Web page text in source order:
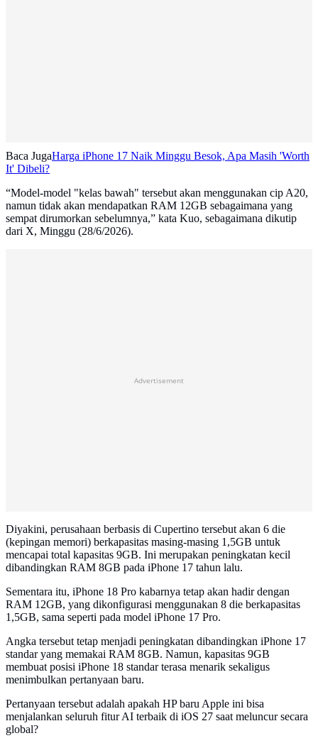
Baca JugaHarga iPhone 17 Naik Minggu Besok, Apa Masih 'Worth
It' Dibeli?
“Model-model "kelas bawah" tersebut akan menggunakan cip A20,
namun tidak akan mendapatkan RAM 12GB sebagaimana yang
sempat dirumorkan sebelumnya,” kata Kuo, sebagaimana dikutip
dari X, Minggu (28/6/2026).
Advertisement
Diyakini, perusahaan berbasis di Cupertino tersebut akan 6 die
(kepingan memori) berkapasitas masing-masing 1,5GB untuk
mencapai total kapasitas 9GB. Ini merupakan peningkatan kecil
dibandingkan RAM 8GB pada iPhone 17 tahun lalu.
Sementara itu, iPhone 18 Pro kabarnya tetap akan hadir dengan
RAM 12GB, yang dikonfigurasi menggunakan 8 die berkapasitas
1,5GB, sama seperti pada model iPhone 17 Pro.
Angka tersebut tetap menjadi peningkatan dibandingkan iPhone 17
standar yang memakai RAM 8GB. Namun, kapasitas 9GB
membuat posisi iPhone 18 standar terasa menarik sekaligus
menimbulkan pertanyaan baru.
Pertanyaan tersebut adalah apakah HP baru Apple ini bisa
menjalankan seluruh fitur AI terbaik di iOS 27 saat meluncur secara
global?